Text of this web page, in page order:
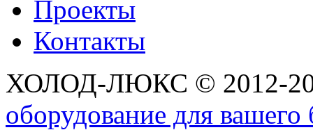
Проекты
Контакты
ХОЛОД-ЛЮКС © 2012-
оборудование для вашего